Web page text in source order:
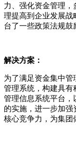
力、强化资金管理
理提高到企业发展战
台了一些政策法规鼓
解决方案：
为了满足资金集中管
管理系统，构建具有
管理信息系统平台，
的实施，进一步加强
核心竞争力，为集团